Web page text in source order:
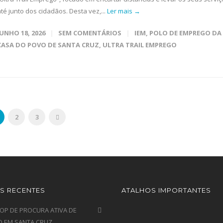
junto dos cidadãos. Desta vez,... Ler mais →
18, 2026 SEM COMENTÁRIOS IEM, POLO DE EMPREGO DA
DO POVO DE SANTA CRUZ, ULTRA TRAIL EMPREGO
2 3
RECENTES
DE PROCURA ATIVA DE
ATALHOS IMPORTANTES